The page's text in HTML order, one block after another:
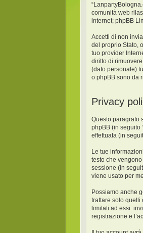
comunità web
internet; phpBB
Accetti di non
del proprio Stato,
tuo provider
diritto di
(dato personale)
o phpBB sono da
Privacy
Questo paragrafo
phpBB (in seguito
effettuata (in
Le tue
testo che
sessione (in
viene usato per
Possiamo anche
trattare solo quelli
limitati ad essi:
registrazione e